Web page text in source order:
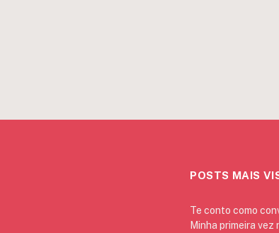
POSTS MAIS
Te conto como
Minha primeira